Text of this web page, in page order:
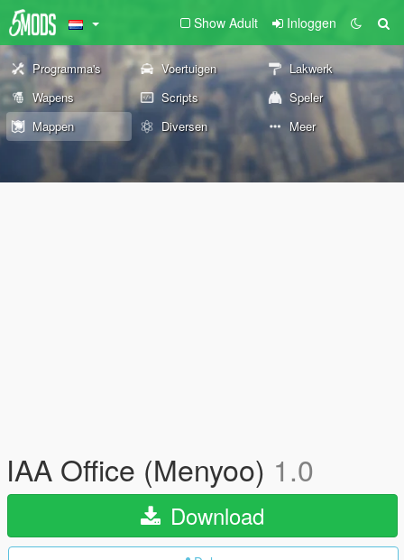
Show Adult Inloggen
Programma's Voertuigen
Lakwerk
Wapens
Scripts
Speler
Mappen
Diversen Meer
IAA Office (Menyoo) 1.0
Download